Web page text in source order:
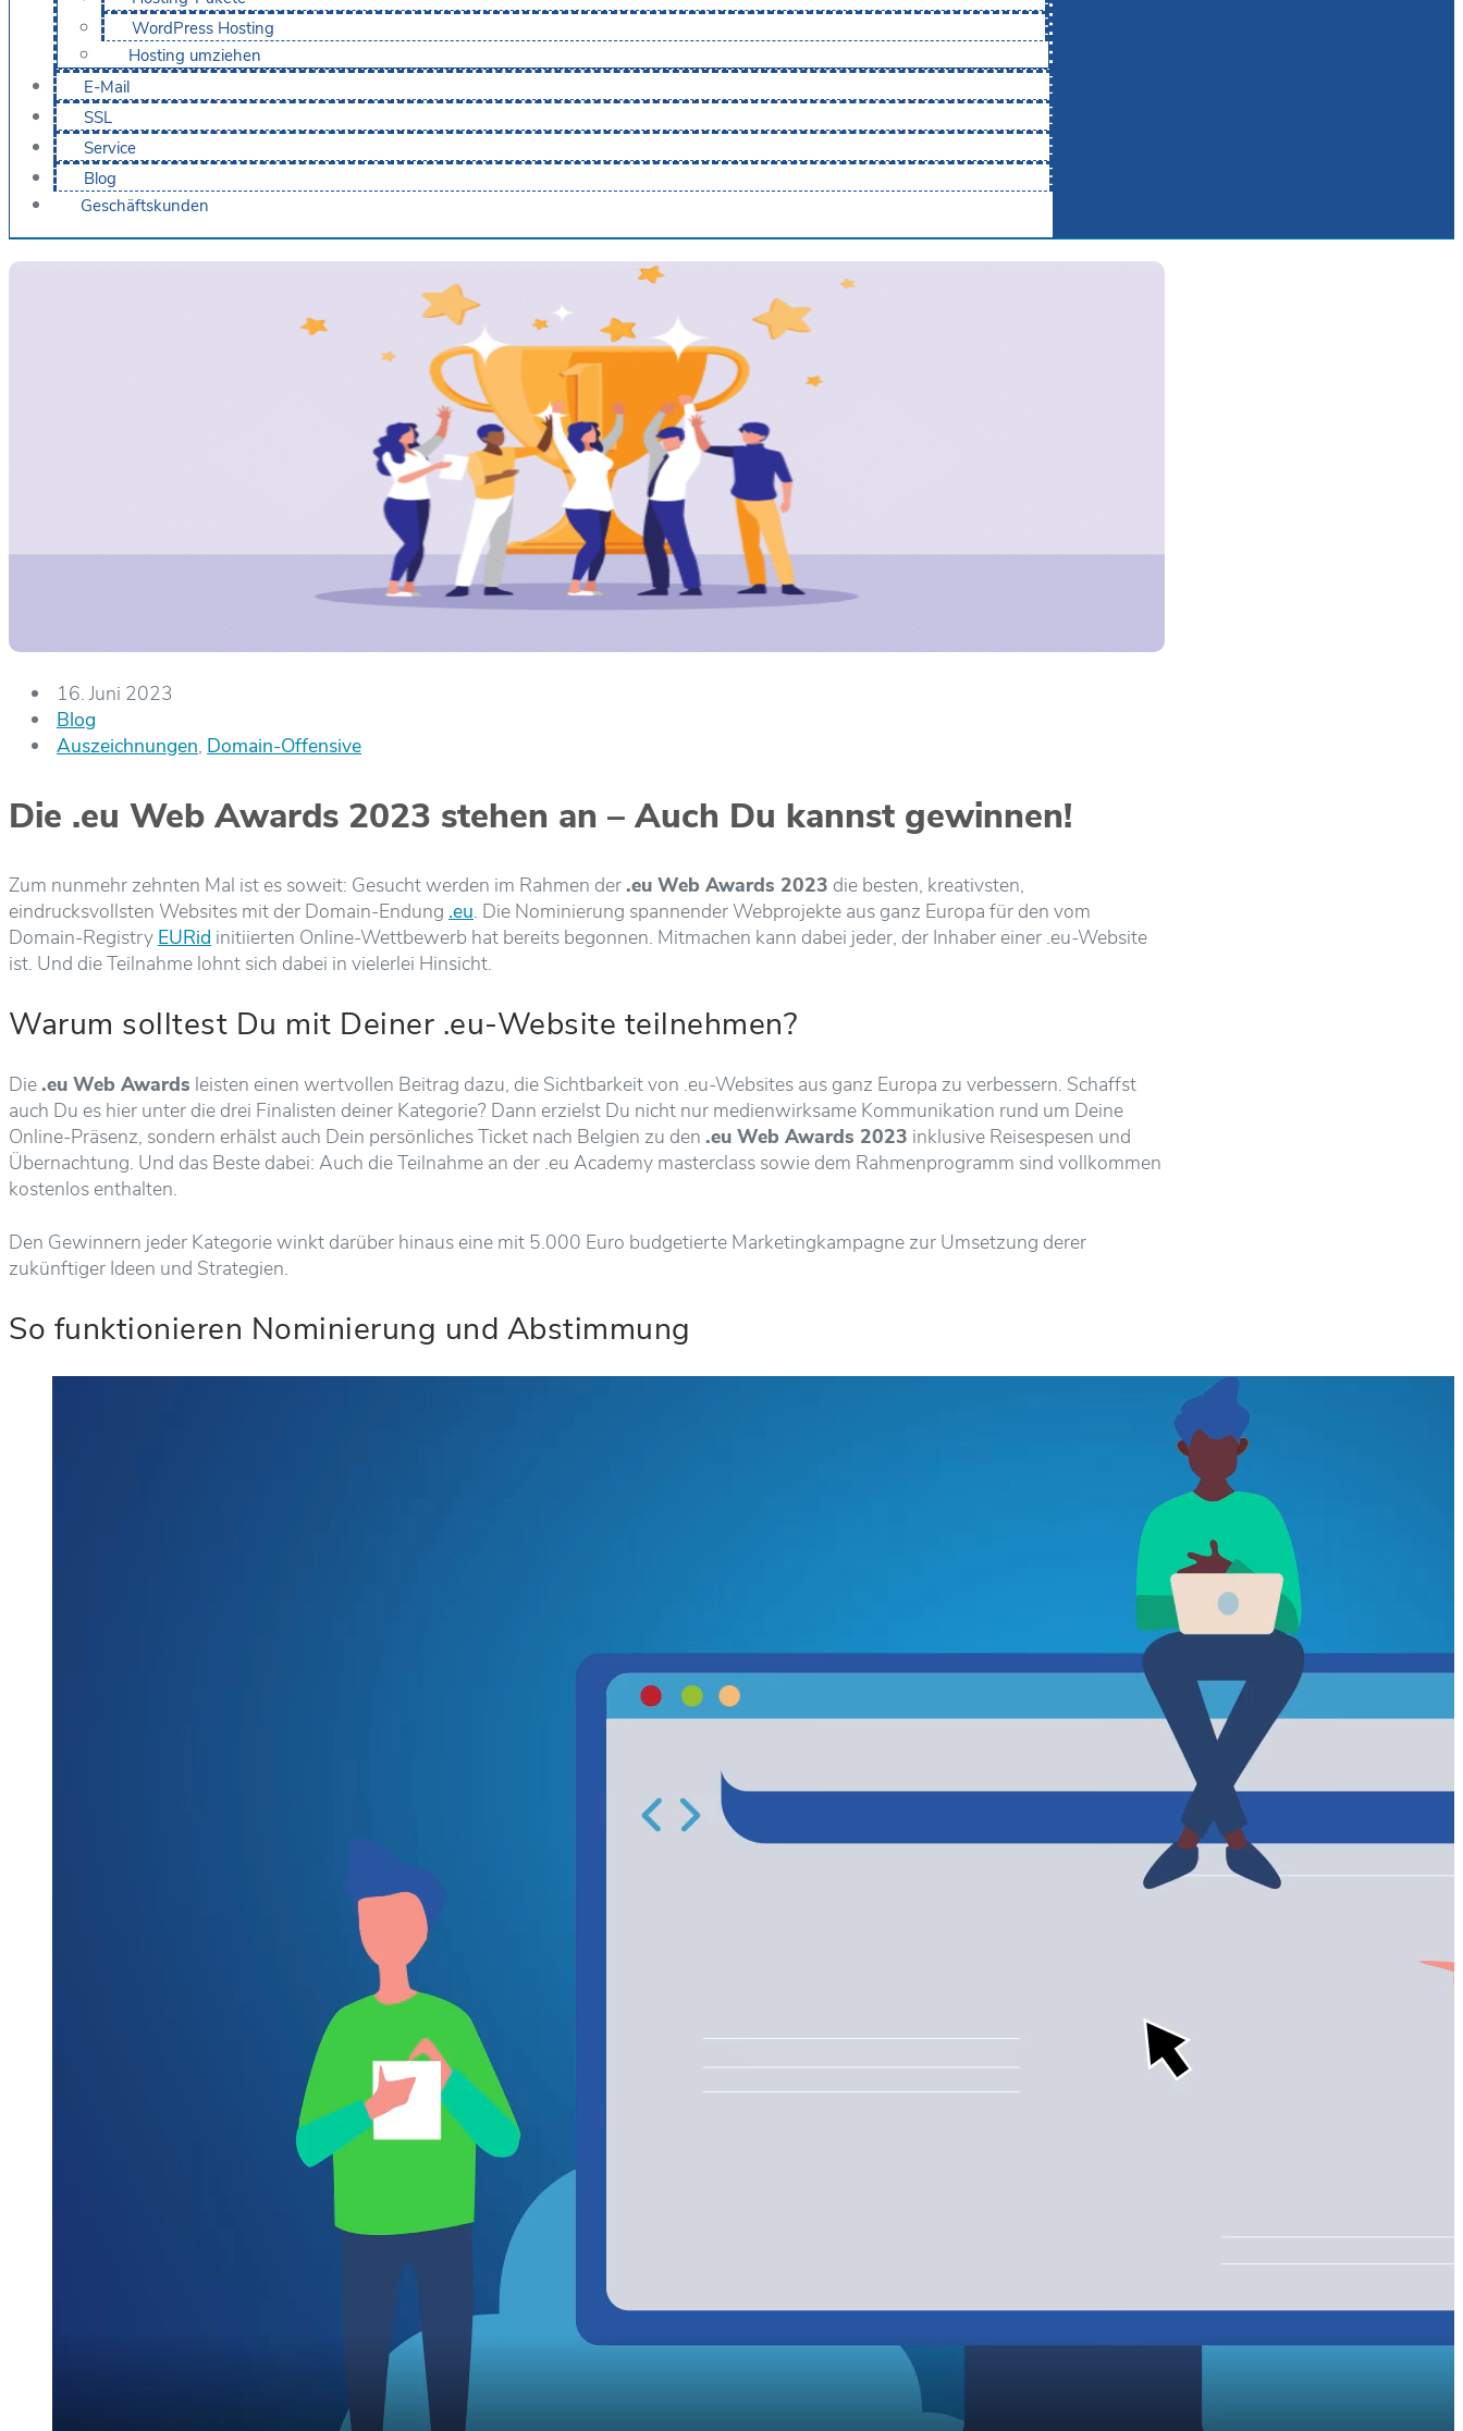
WordPress Hosting
Hosting umziehen
E-Mail
SSL
Service
Blog
Geschäftskunden
16. Juni 2023
Blog
Auszeichnungen, Domain-Offensive
Die .eu Web Awards 2023 stehen an – Auch Du kannst gewinnen!
Zum nunmehr zehnten Mal ist es soweit: Gesucht werden im Rahmen der .eu Web Awards 2023 die besten, kreativsten,
eindrucksvollsten Websites mit der Domain-Endung .eu. Die Nominierung spannender Webprojekte aus ganz Europa für den vom
Domain-Registry EURid initiierten Online-Wettbewerb hat bereits begonnen. Mitmachen kann dabei jeder, der Inhaber einer .eu-Website
ist. Und die Teilnahme lohnt sich dabei in vielerlei Hinsicht.
Warum solltest Du mit Deiner .eu-Website teilnehmen?
Die .eu Web Awards leisten einen wertvollen Beitrag dazu, die Sichtbarkeit von .eu-Websites aus ganz Europa zu verbessern. Schaffst
auch Du es hier unter die drei Finalisten deiner Kategorie? Dann erzielst Du nicht nur medienwirksame Kommunikation rund um Deine
Online-Präsenz, sondern erhälst auch Dein persönliches Ticket nach Belgien zu den .eu Web Awards 2023 inklusive Reisespesen und
Übernachtung. Und das Beste dabei: Auch die Teilnahme an der .eu Academy masterclass sowie dem Rahmenprogramm sind vollkommen
kostenlos enthalten.
Den Gewinnern jeder Kategorie winkt darüber hinaus eine mit 5.000 Euro budgetierte Marketingkampagne zur Umsetzung derer
zukünftiger Ideen und Strategien.
So funktionieren Nominierung und Abstimmung